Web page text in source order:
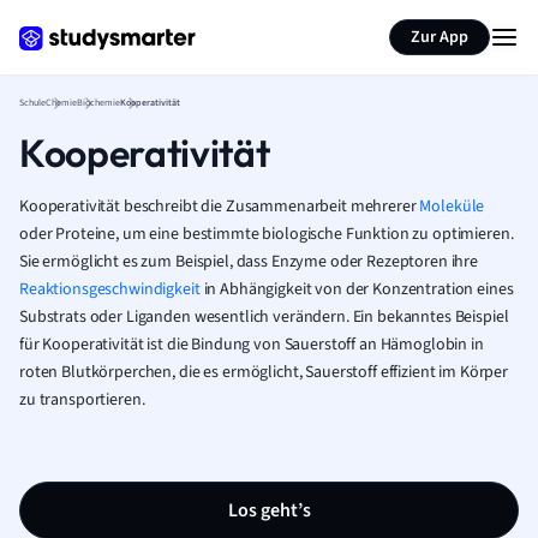
Zur App
SchuleChemieBiochemieKooperativität
Kooperativität
Kooperativität beschreibt die Zusammenarbeit mehrererMoleküle
oder Proteine, um eine bestimmte biologische Funktion zu optimieren.
Sie ermöglicht es zum Beispiel, dass Enzyme oder Rezeptoren ihre
Reaktionsgeschwindigkeitin Abhängigkeit von der Konzentration eines
Substrats oder Liganden wesentlich verändern. Ein bekanntes Beispiel
für Kooperativität ist die Bindung von Sauerstoff an Hämoglobin in
roten Blutkörperchen, die es ermöglicht, Sauerstoff effizient im Körper
zu transportieren.
Los geht’s
Seite zusammenfassen